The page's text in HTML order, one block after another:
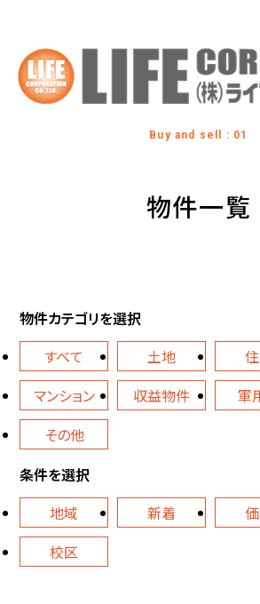
Buy and sell : 01
物件一覧
物件カテゴリを選択
すべて
土地
マンション
収益物件
軍
その他
条件を選択
地域
新着
校区